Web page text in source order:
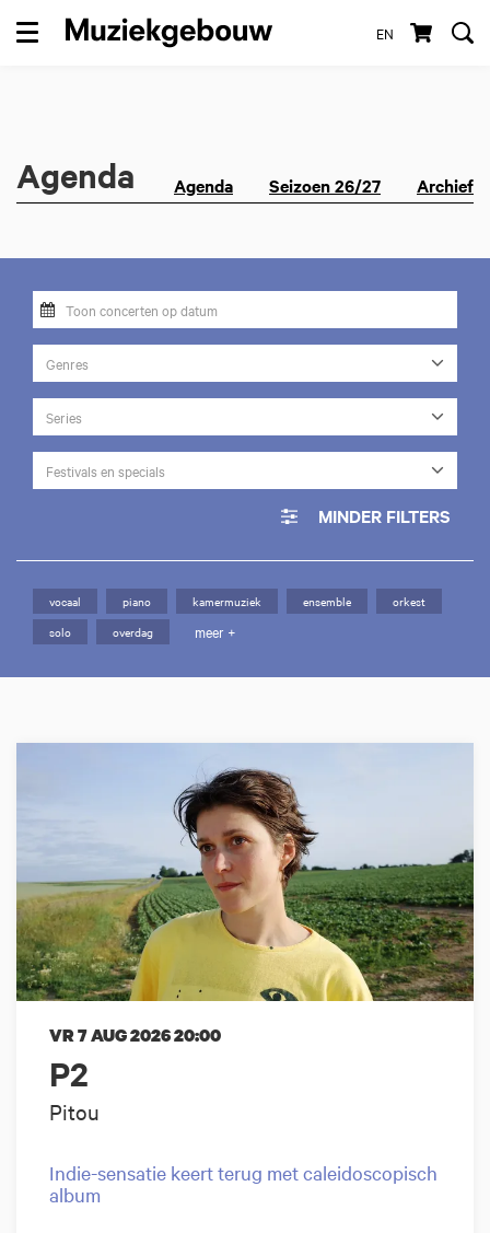
EN
Menu
Agenda Seizoen 26/27 Archief
Agenda
Genres
Series
Festivals en specials
MINDER FILTERS
vocaal piano kamermuziek ensemble
orkest
solo
overdag meer +
P2
Pitou
VR 7 AUG 202620:00
Indie-sensatie keert terug met caleidoscopisch
album